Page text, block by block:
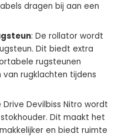
dragen bij aan een
: De rollator wordt
Dit biedt extra
rugsteunen
rugklachten tijdens
Drive Devilbiss Nitro wordt
Dit maakt het
en biedt ruimte